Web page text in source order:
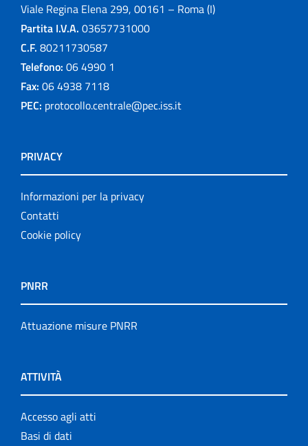
Viale Regina Elena 299, 00161 – Roma (I)
Partita I.V.A. 03657731000
C.F. 80211730587
Telefono: 06 4990 1
Fax: 06 4938 7118
PEC: protocollo.centrale@pec.iss.it
PRIVACY
Informazioni per la privacy
Contatti
Cookie policy
PNRR
Attuazione misure PNRR
ATTIVITÀ
Accesso agli atti
Basi di dati